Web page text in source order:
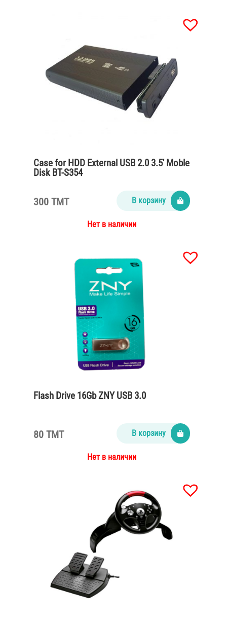
Case for HDD External USB 2.0 3.5′ Moble
Disk BT-S354
300 TMT В корзину
Нет в наличии
Flash Drive 16Gb ZNY USB 3.0
80 TMT В корзину
Нет в наличии